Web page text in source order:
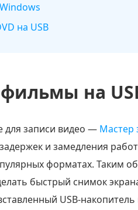
на USB
на
для записи видео — Мастер
и замедления
форматах.
быстрый снимок
USB-